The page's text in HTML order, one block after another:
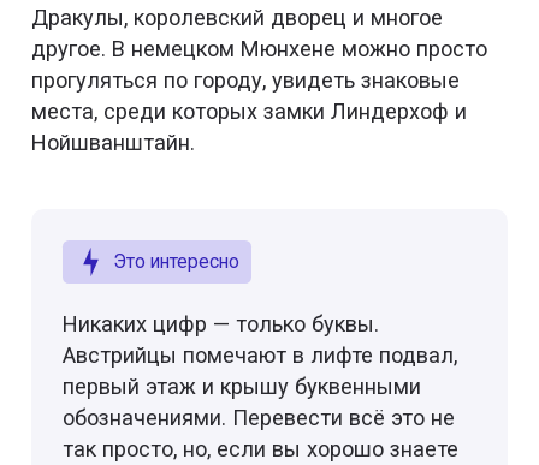
Дракулы, королевский дворец и многое
другое. В немецком Мюнхене можно просто
прогуляться по городу, увидеть знаковые
места, среди которых замки Линдерхоф и
Нойшванштайн.
Это интересно
Никаких цифр — только буквы.
Австрийцы помечают в лифте подвал,
первый этаж и крышу буквенными
обозначениями. Перевести всё это не
так просто, но, если вы хорошо знаете